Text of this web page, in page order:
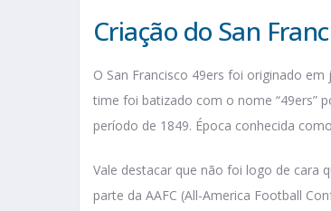
Criação do San
O San Francisco 49ers foi originado
time foi batizado com o nome “49ers”
período de 1849. Época conhecida
Vale destacar que não foi logo de cara
parte da AAFC (All-America Football